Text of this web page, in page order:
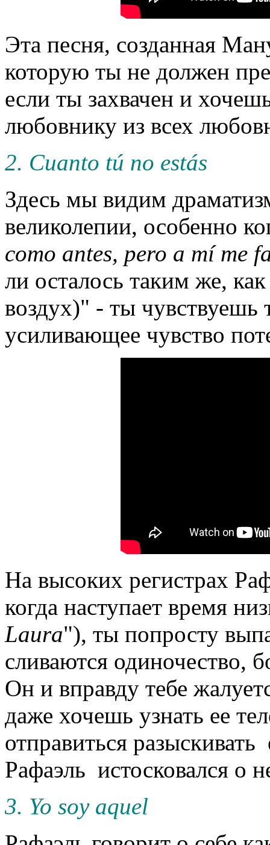
Эта песня, созданная
которую ты не должен
если ты захвачен и
любовнику из всех
2. Cuanto tú no estás
Здесь мы видим
великолепии, особенно
como antes, pero a mí me
ли осталось таким же,
воздух)" - ты чувствуешь
усиливающее чувство
На высоких регистрах
когда наступает время
Laura"), ты попросту
сливаются одиночество,
Он и вправду тебе
даже хочешь узнать ее
отправиться
Рафаэль истосковался о
3. Yo soy aquel